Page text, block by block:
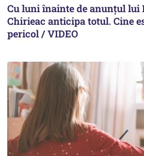
Cu luni înainte de anunțul lui
Chirieac anticipa totul. Cine
pericol / VIDEO